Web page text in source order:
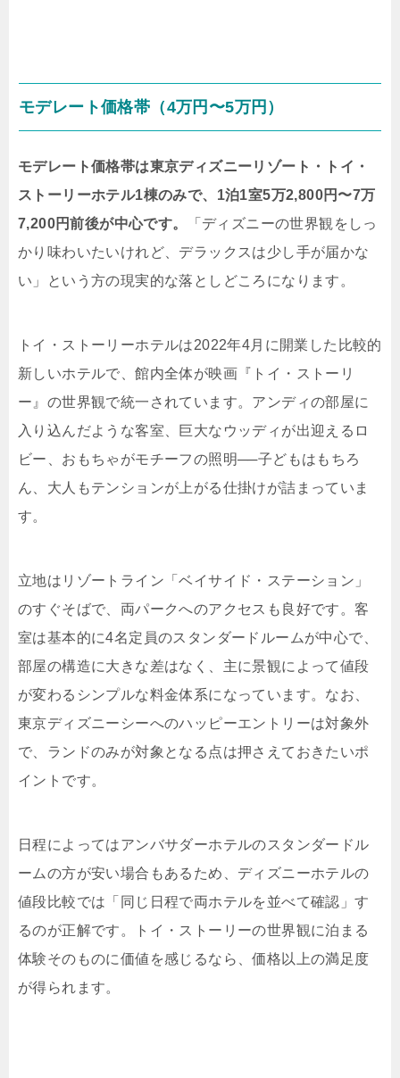
モデレート価格帯（4万円〜5万円）
モデレート価格帯は東京ディズニーリゾート・トイ・
ストーリーホテル1棟のみで、1泊1室5万2,800円〜7万
7,200円前後が中心です。
「ディズニーの世界観をしっ
かり味わいたいけれど、デラックスは少し手が届かな
い」という方の現実的な落としどころになります。
トイ・ストーリーホテルは2022年4月に開業した比較的
新しいホテルで、館内全体が映画『トイ・ストーリ
ー』の世界観で統一されています。アンディの部屋に
入り込んだような客室、巨大なウッディが出迎えるロ
ビー、おもちゃがモチーフの照明──子どもはもちろ
ん、大人もテンションが上がる仕掛けが詰まっていま
す。
立地はリゾートライン「ベイサイド・ステーション」
のすぐそばで、両パークへのアクセスも良好です。客
室は基本的に4名定員のスタンダードルームが中心で、
部屋の構造に大きな差はなく、主に景観によって値段
が変わるシンプルな料金体系になっています。なお、
東京ディズニーシーへのハッピーエントリーは対象外
で、ランドのみが対象となる点は押さえておきたいポ
イントです。
日程によってはアンバサダーホテルのスタンダードル
ームの方が安い場合もあるため、ディズニーホテルの
値段比較では「同じ日程で両ホテルを並べて確認」す
るのが正解です。
トイ・ストーリーの世界観に泊まる
体験そのものに価値を感じるなら、価格以上の満足度
が得られます。